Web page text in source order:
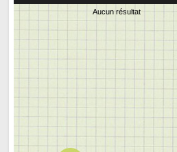
Aucun résultat